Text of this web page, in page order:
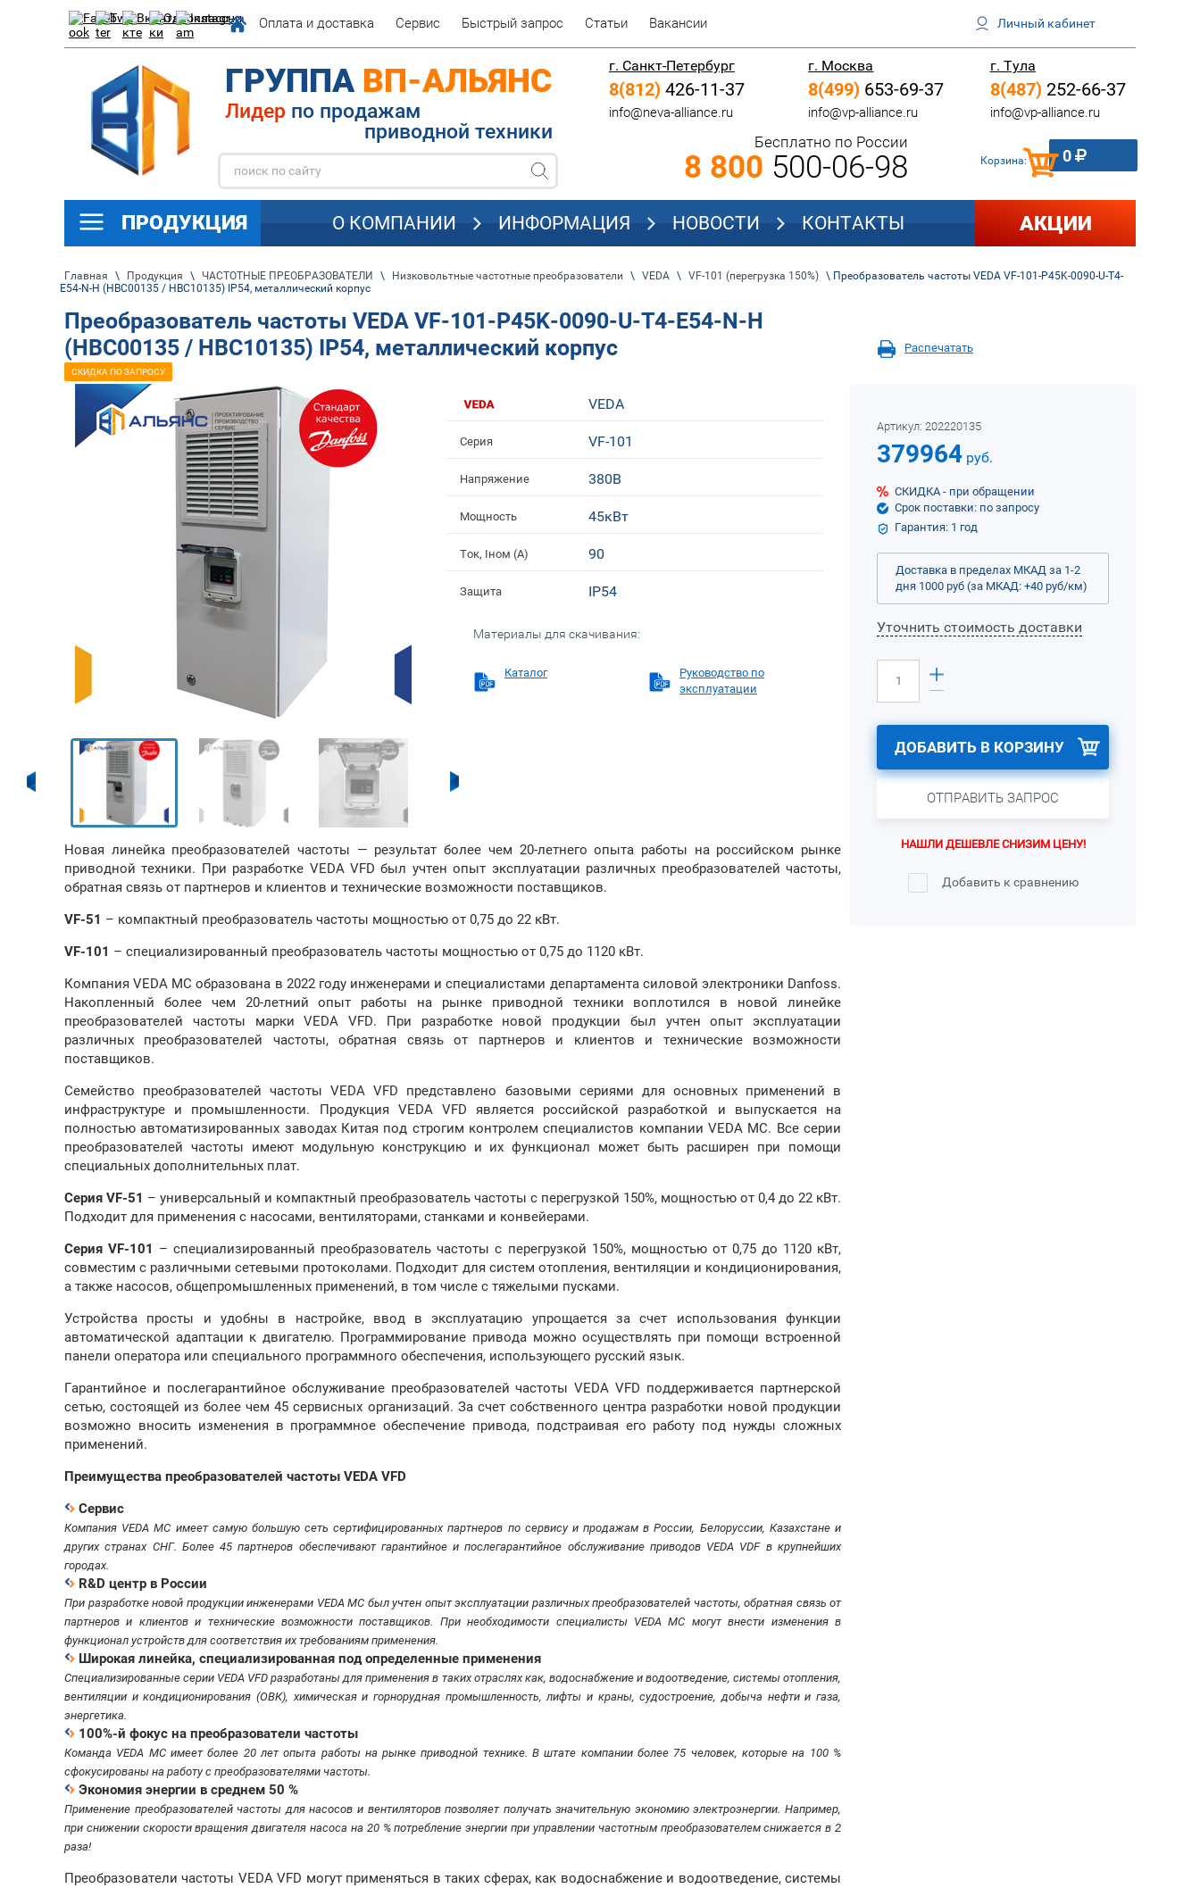
Оплата и доставка Сервис Быстрый запрос Статьи Вакансии Личный кабинет
ГРУППА ВП-АЛЬЯНС
Лидер по продажам
приводной техники
г. Санкт-Петербург
8(812) 426-11-37
info@neva-alliance.ru
г. Москва
8(499) 653-69-37
info@vp-alliance.ru
г. Тула
8(487) 252-66-37
info@vp-alliance.ru
Бесплатно по России
8 800 500-06-98 Корзина: 0
ПРОДУКЦИЯ О КОМПАНИИ ИНФОРМАЦИЯ НОВОСТИ КОНТАКТЫ АКЦИИ
Главная \ Продукция \ ЧАСТОТНЫЕ ПРЕОБРАЗОВАТЕЛИ \ Низковольтные частотные преобразователи \ VEDA \ VF-101 (перегрузка 150%) \ Преобразователь частоты VEDA VF-101-P45K-0090-U-T4-
E54-N-H (HBC00135 / HBC10135) IP54, металлический корпус
Преобразователь частоты VEDA VF-101-P45K-0090-U-T4-E54-N-H
(HBC00135 / HBC10135) IP54, металлический корпус
Распечатать
СКИДКА ПО ЗАПРОСУ
VEDA
Серия VF-101
Напряжение 380В
Мощность 45кВт
Ток, Iном (А) 90
Защита IP54
Материалы для скачивания:
Каталог
Руководство по
эксплуатации
Новая линейка преобразователей частоты — результат более чем 20-летнего опыта работы на российском рынке
приводной техники. При разработке VEDA VFD был учтен опыт эксплуатации различных преобразователей частоты,
обратная связь от партнеров и клиентов и технические возможности поставщиков.
VF-51 – компактный преобразователь частоты мощностью от 0,75 до 22 кВт.
VF-101 – специализированный преобразователь частоты мощностью от 0,75 до 1120 кВт.
Компания VEDA MC образована в 2022 году инженерами и специалистами департамента силовой электроники Danfoss.
Накопленный более чем 20-летний опыт работы на рынке приводной техники воплотился в новой линейке
преобразователей частоты марки VEDA VFD. При разработке новой продукции был учтен опыт эксплуатации
различных преобразователей частоты, обратная связь от партнеров и клиентов и технические возможности
поставщиков.
Семейство преобразователей частоты VEDA VFD представлено базовыми сериями для основных применений в
инфраструктуре и промышленности. Продукция VEDA VFD является российской разработкой и выпускается на
полностью автоматизированных заводах Китая под строгим контролем специалистов компании VEDA MC. Все серии
преобразователей частоты имеют модульную конструкцию и их функционал может быть расширен при помощи
специальных дополнительных плат.
Серия VF-51 – универсальный и компактный преобразователь частоты с перегрузкой 150%, мощностью от 0,4 до 22 кВт.
Подходит для применения с насосами, вентиляторами, станками и конвейерами.
Серия VF-101 – специализированный преобразователь частоты с перегрузкой 150%, мощностью от 0,75 до 1120 кВт,
совместим с различными сетевыми протоколами. Подходит для систем отопления, вентиляции и кондиционирования,
а также насосов, общепромышленных применений, в том числе с тяжелыми пусками.
Устройства просты и удобны в настройке, ввод в эксплуатацию упрощается за счет использования функции
автоматической адаптации к двигателю. Программирование привода можно осуществлять при помощи встроенной
панели оператора или специального программного обеспечения, использующего русский язык.
Гарантийное и послегарантийное обслуживание преобразователей частоты VEDA VFD поддерживается партнерской
сетью, состоящей из более чем 45 сервисных организаций. За счет собственного центра разработки новой продукции
возможно вносить изменения в программное обеспечение привода, подстраивая его работу под нужды сложных
применений.
Преимущества преобразователей частоты VEDA VFD
Сервис
Компания VEDA MC имеет самую большую сеть сертифицированных партнеров по сервису и продажам в России, Белоруссии, Казахстане и
других странах СНГ. Более 45 партнеров обеспечивают гарантийное и послегарантийное обслуживание приводов VEDA VDF в крупнейших
городах.
R&D центр в России
При разработке новой продукции инженерами VEDA MC был учтен опыт эксплуатации различных преобразователей частоты, обратная связь от
партнеров и клиентов и технические возможности поставщиков. При необходимости специалисты VEDA MC могут внести изменения в
функционал устройств для соответствия их требованиям применения.
Широкая линейка, специализированная под определенные применения
Специализированные серии VEDA VFD разработаны для применения в таких отраслях как, водоснабжение и водоотведение, системы отопления,
вентиляции и кондиционирования (ОВК), химическая и горнорудная промышленность, лифты и краны, судостроение, добыча нефти и газа,
энергетика.
100%-й фокус на преобразователи частоты
Команда VEDA MC имеет более 20 лет опыта работы на рынке приводной технике. В штате компании более 75 человек, которые на 100 %
сфокусированы на работу с преобразователями частоты.
Экономия энергии в среднем 50 %
Применение преобразователей частоты для насосов и вентиляторов позволяет получать значительную экономию электроэнергии. Например,
при снижении скорости вращения двигателя насоса на 20 % потребление энергии при управлении частотным преобразователем снижается в 2
раза!
Преобразователи частоты VEDA VFD могут применяться в таких сферах, как водоснабжение и водоотведение, системы
Артикул: 202220135
379964 руб.
СКИДКА - при обращении
Срок поставки: по запросу
Гарантия: 1 год
Доставка в пределах МКАД за 1-2
дня 1000 руб (за МКАД: +40 руб/км)
Уточнить стоимость доставки
ДОБАВИТЬ В КОРЗИНУ
ОТПРАВИТЬ ЗАПРОС
НАШЛИ ДЕШЕВЛЕ СНИЗИМ ЦЕНУ!
Добавить к сравнению